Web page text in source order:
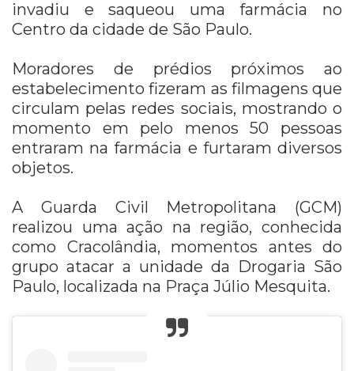
invadiu e saqueou uma farmácia no
Centro da cidade de São Paulo.
Moradores de prédios próximos ao
estabelecimento fizeram as filmagens que
circulam pelas redes sociais, mostrando o
momento em pelo menos 50 pessoas
entraram na farmácia e furtaram diversos
objetos.
A Guarda Civil Metropolitana (GCM)
realizou uma ação na região, conhecida
como Cracolândia, momentos antes do
grupo atacar a unidade da Drogaria São
Paulo, localizada na Praça Júlio Mesquita.